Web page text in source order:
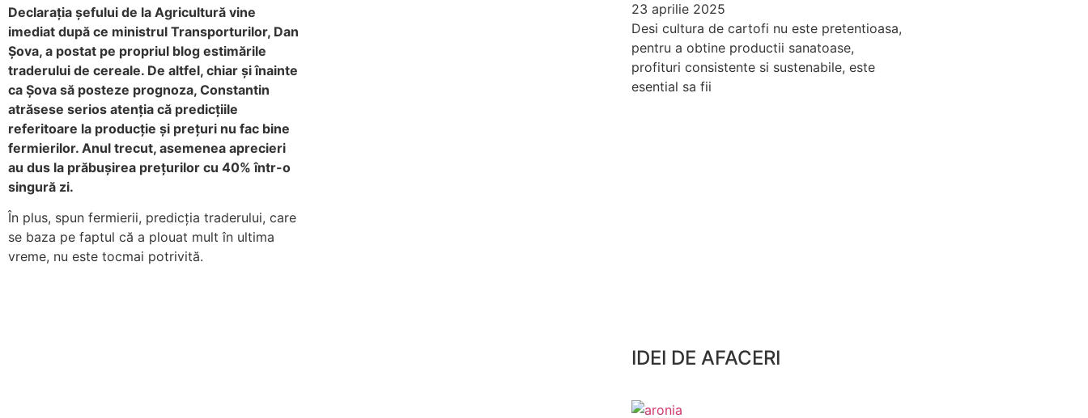
Declarația șefului de la Agricultură vine
imediat după ce ministrul Transporturilor, Dan
Șova, a postat pe propriul blog estimările
traderului de cereale. De altfel, chiar și înainte
ca Șova să posteze prognoza, Constantin
atrăsese serios atenția că predicțiile
referitoare la producție și prețuri nu fac bine
fermierilor. Anul trecut, asemenea aprecieri
au dus la prăbușirea prețurilor cu 40% într-o
singură zi.
În plus, spun fermierii, predicția traderului, care
se baza pe faptul că a plouat mult în ultima
vreme, nu este tocmai potrivită.
23 aprilie 2025
Desi cultura de cartofi nu este pretentioasa,
pentru a obtine productii sanatoase,
profituri consistente si sustenabile, este
esential sa fii
IDEI DE AFACERI